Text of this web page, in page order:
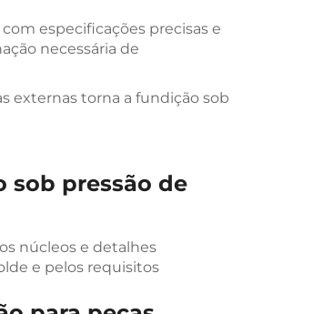
especificações precisas e
necessária de
externas torna a fundição sob
sob pressão de
núcleos e detalhes
e pelos requisitos